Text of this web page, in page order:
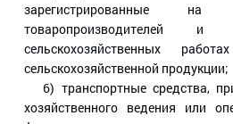
зарегистрированные на
товаропроизводителей и
сельскохозяйственных
сельскохозяйственной продукции;
6) транспортные средства,
хозяйственного ведения или